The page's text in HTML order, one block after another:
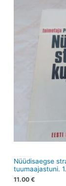
Nüüdisaegse
tuumaajastuni.
11.00 €